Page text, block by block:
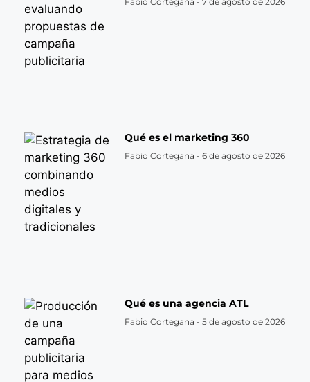
Qué es el marketing 360
Fabio Cortegana 6 de agosto de 2026
Qué es una agencia ATL
Fabio Cortegana 5 de agosto de 2026